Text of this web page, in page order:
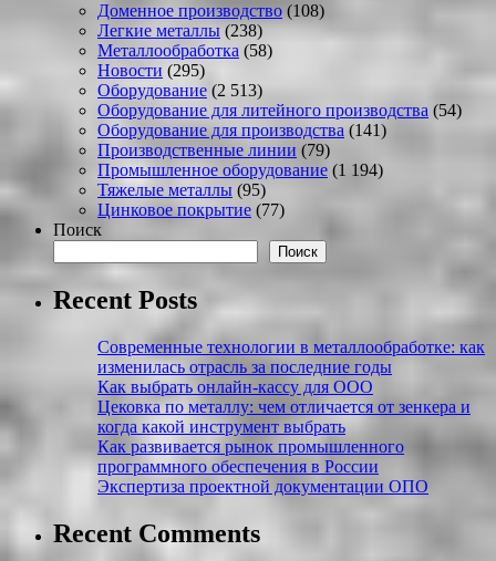
Доменное производство (108)
Легкие металлы (238)
Металлообработка (58)
Новости (295)
Оборудование (2 513)
Оборудование для литейного производства (54)
Оборудование для производства (141)
Производственные линии (79)
Промышленное оборудование (1 194)
Тяжелые металлы (95)
Цинковое покрытие (77)
Поиск
Поиск
Recent Posts
Современные технологии в металлообработке: как
изменилась отрасль за последние годы
Как выбрать онлайн-кассу для ООО
Цековка по металлу: чем отличается от зенкера и
когда какой инструмент выбрать
Как развивается рынок промышленного
программного обеспечения в России
Экспертиза проектной документации ОПО
Recent Comments